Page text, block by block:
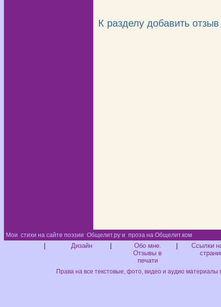
К разделу добавить отзыв
Мои стихи на сайте поэзии Общелит.ру и проза на Общелит.ком
Дизайн
Обо мне.
Отзывы в
печати
Ссылки
Права на все текстовые, фото, видео и аудио